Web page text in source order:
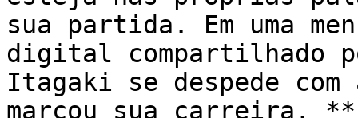
sua partida. Em uma
digital compartilhado
Itagaki se despede com
marcou sua carreira.